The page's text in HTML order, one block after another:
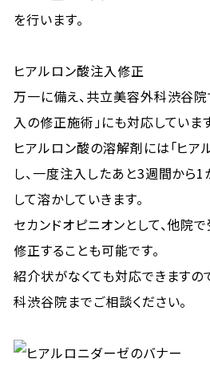
を行います。
ヒアルロン酸注入修正
万一に備え、共立美容外科渋谷院
入の修正施術」にも対応していま
ヒアルロン酸の溶解剤には「ヒア
し、一度注入したあと3週間から
して溶かしていきます。
セカンドオピニオンとして、他院
修正することも可能です。
紹介状がなくても対応できますの
科渋谷院までご相談ください。